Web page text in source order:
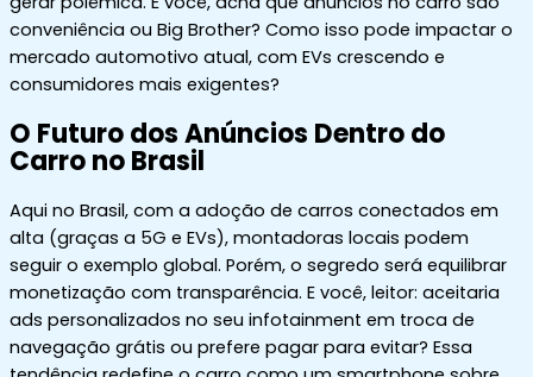
conveniência ou Big Brother? Como isso pode impactar o
mercado automotivo atual, com EVs crescendo e
consumidores mais exigentes?
O Futuro dos Anúncios Dentro do
Carro no Brasil
Aqui no Brasil, com a adoção de carros conectados em
alta (graças a 5G e EVs), montadoras locais podem
seguir o exemplo global. Porém, o segredo será equilibrar
monetização com transparência. E você, leitor: aceitaria
ads personalizados no seu infotainment em troca de
navegação grátis ou prefere pagar para evitar? Essa